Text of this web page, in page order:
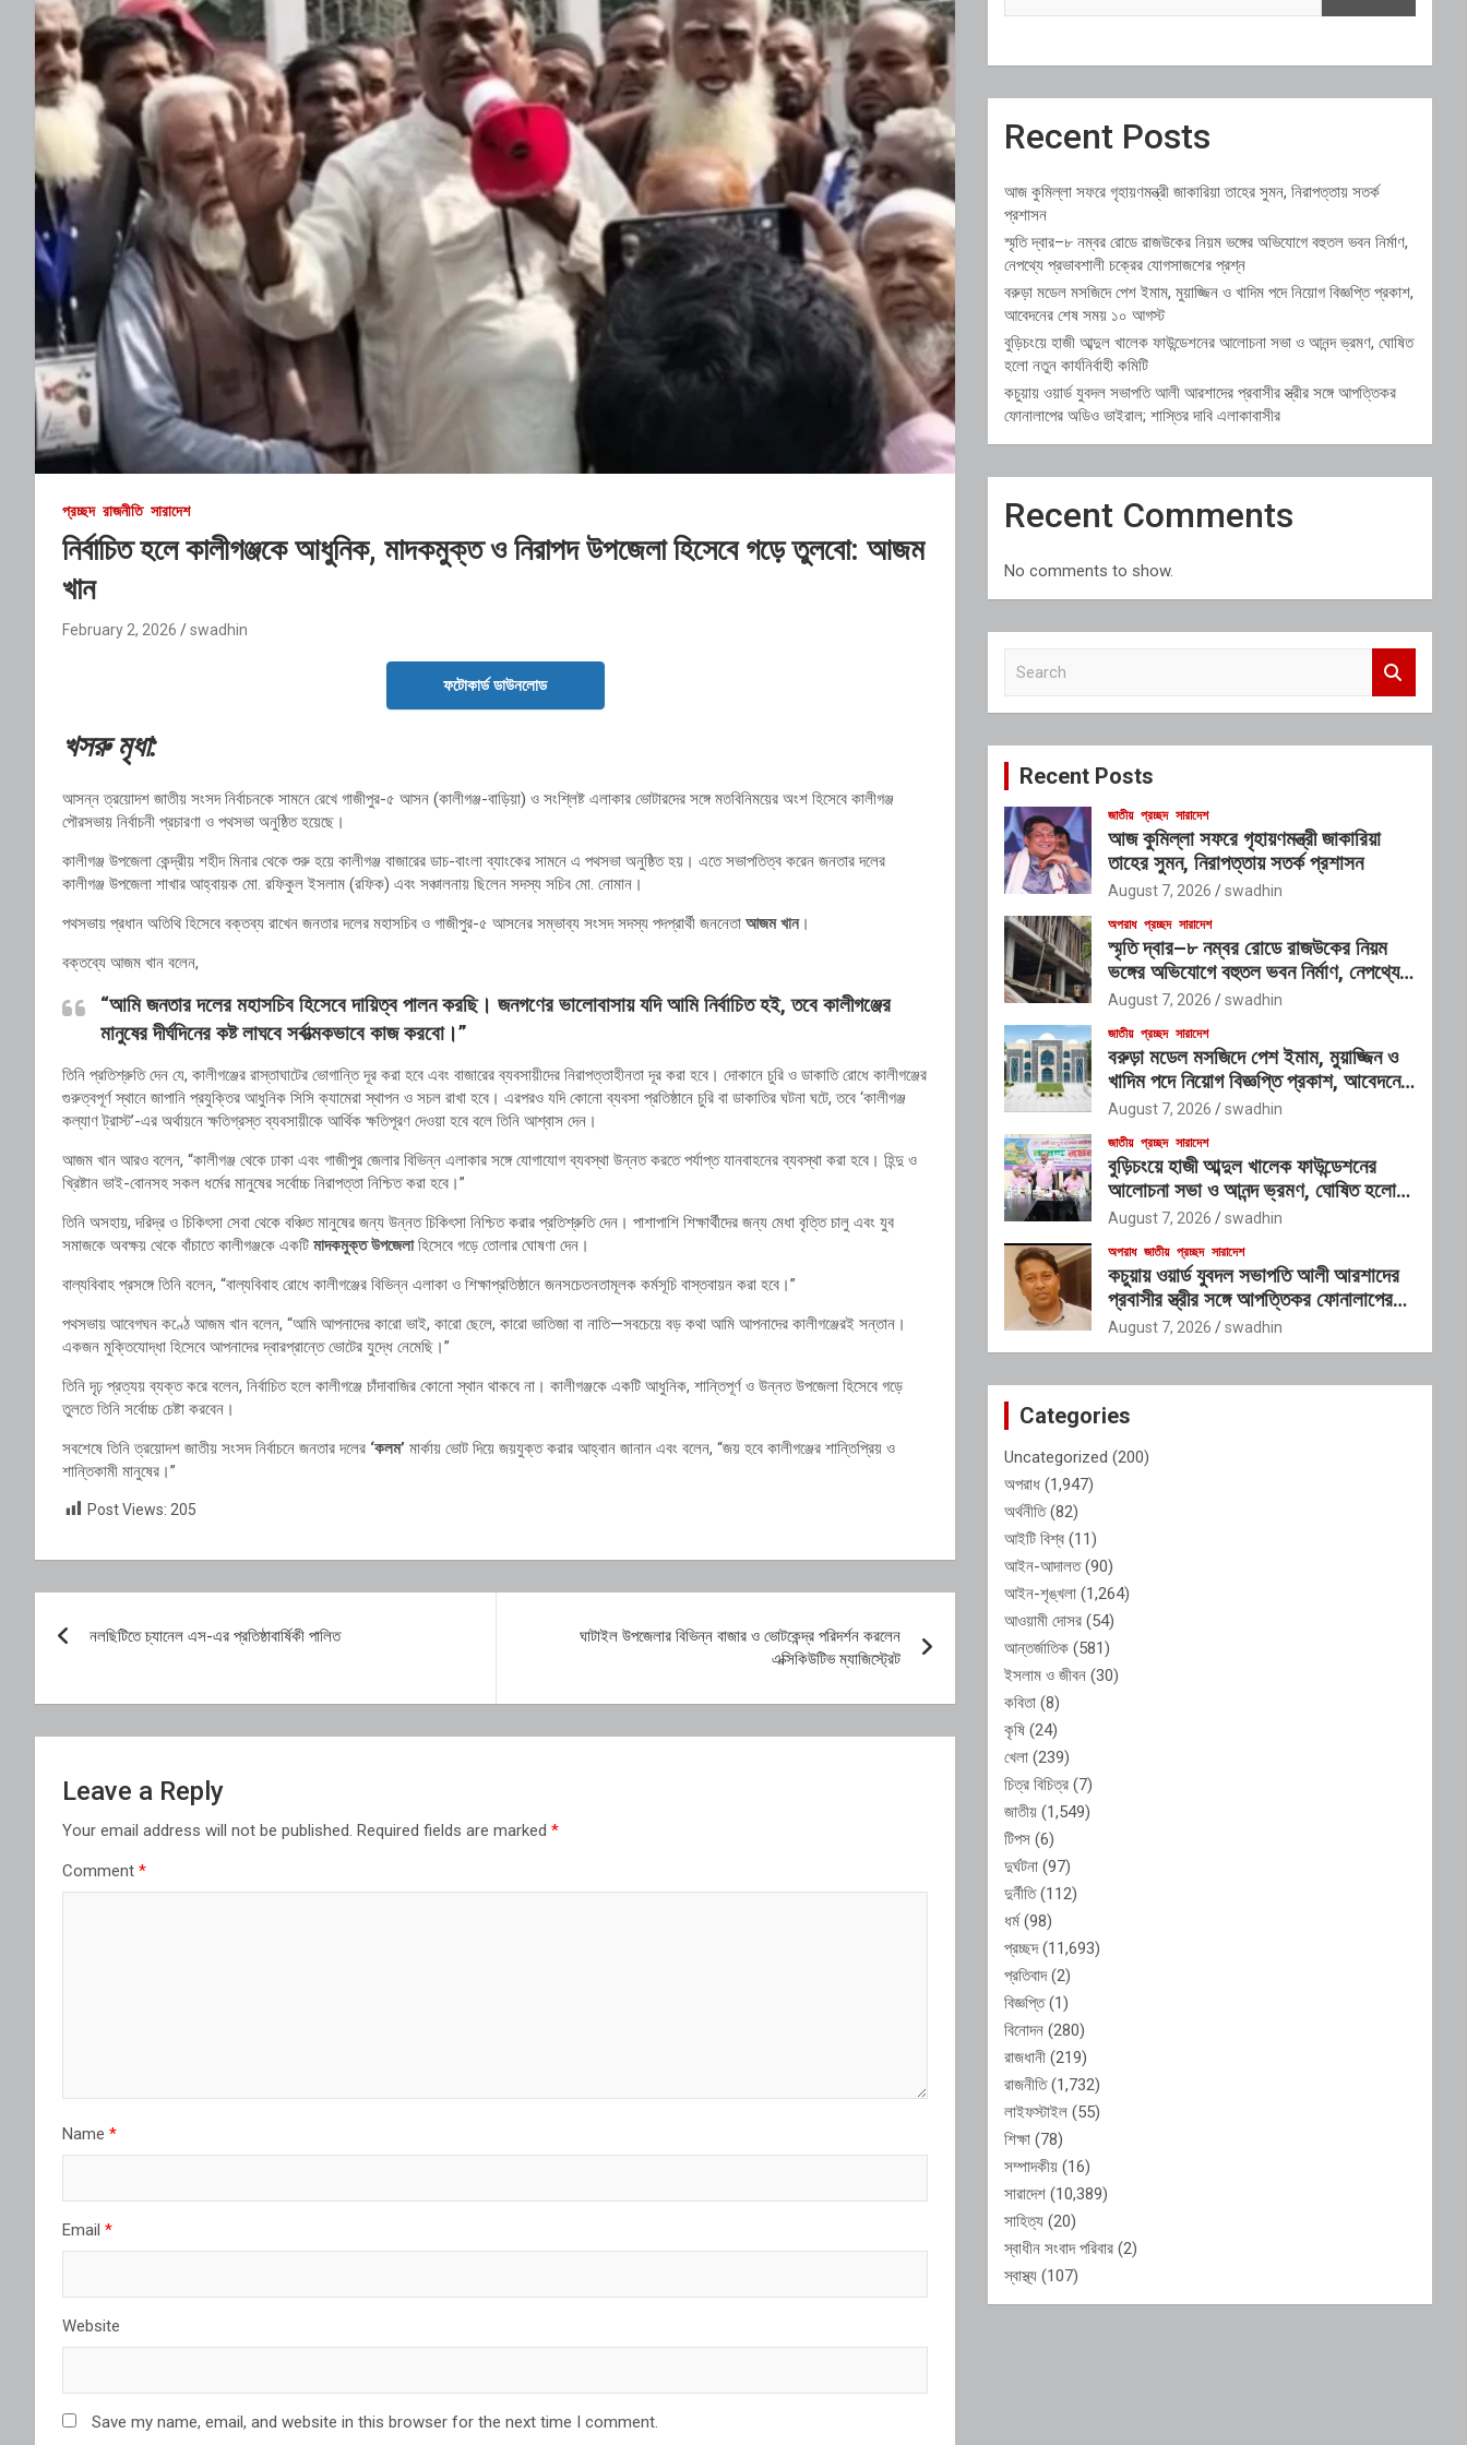
প্রচ্ছদ রাজনীতি সারাদেশ
নির্বাচিত হলে কালীগঞ্জকে আধুনিক, মাদকমুক্ত ও নিরাপদ উপজেলা হিসেবে গড়ে তুলবো: আজম
খান
February 2, 2026 swadhin
ফটোকার্ড ডাউনলোড
খসরু মৃধা:
আসন্ন ত্রয়োদশ জাতীয় সংসদ নির্বাচনকে সামনে রেখে গাজীপুর-৫ আসন (কালীগঞ্জ-বাড়িয়া) ও সংশ্লিষ্ট এলাকার ভোটারদের সঙ্গে মতবিনিময়ের অংশ হিসেবে কালীগঞ্জ
পৌরসভায় নির্বাচনী প্রচারণা ও পথসভা অনুষ্ঠিত হয়েছে।
কালীগঞ্জ উপজেলা কেন্দ্রীয় শহীদ মিনার থেকে শুরু হয়ে কালীগঞ্জ বাজারের ডাচ-বাংলা ব্যাংকের সামনে এ পথসভা অনুষ্ঠিত হয়। এতে সভাপতিত্ব করেন জনতার দলের
কালীগঞ্জ উপজেলা শাখার আহ্বায়ক মো. রফিকুল ইসলাম (রফিক) এবং সঞ্চালনায় ছিলেন সদস্য সচিব মো. নোমান।
পথসভায় প্রধান অতিথি হিসেবে বক্তব্য রাখেন জনতার দলের মহাসচিব ও গাজীপুর-৫ আসনের সম্ভাব্য সংসদ সদস্য পদপ্রার্থী জননেতা আজম খান।
বক্তব্যে আজম খান বলেন,
“আমি জনতার দলের মহাসচিব হিসেবে দায়িত্ব পালন করছি। জনগণের ভালোবাসায় যদি আমি নির্বাচিত হই, তবে কালীগঞ্জের
মানুষের দীর্ঘদিনের কষ্ট লাঘবে সর্বাত্মকভাবে কাজ করবো।”
তিনি প্রতিশ্রুতি দেন যে, কালীগঞ্জের রাস্তাঘাটের ভোগান্তি দূর করা হবে এবং বাজারের ব্যবসায়ীদের নিরাপত্তাহীনতা দূর করা হবে। দোকানে চুরি ও ডাকাতি রোধে কালীগঞ্জের
গুরুত্বপূর্ণ স্থানে জাপানি প্রযুক্তির আধুনিক সিসি ক্যামেরা স্থাপন ও সচল রাখা হবে। এরপরও যদি কোনো ব্যবসা প্রতিষ্ঠানে চুরি বা ডাকাতির ঘটনা ঘটে, তবে ‘কালীগঞ্জ
কল্যাণ ট্রাস্ট’-এর অর্থায়নে ক্ষতিগ্রস্ত ব্যবসায়ীকে আর্থিক ক্ষতিপূরণ দেওয়া হবে বলে তিনি আশ্বাস দেন।
আজম খান আরও বলেন, “কালীগঞ্জ থেকে ঢাকা এবং গাজীপুর জেলার বিভিন্ন এলাকার সঙ্গে যোগাযোগ ব্যবস্থা উন্নত করতে পর্যাপ্ত যানবাহনের ব্যবস্থা করা হবে। হিন্দু ও
খ্রিষ্টান ভাই-বোনসহ সকল ধর্মের মানুষের সর্বোচ্চ নিরাপত্তা নিশ্চিত করা হবে।”
তিনি অসহায়, দরিদ্র ও চিকিৎসা সেবা থেকে বঞ্চিত মানুষের জন্য উন্নত চিকিৎসা নিশ্চিত করার প্রতিশ্রুতি দেন। পাশাপাশি শিক্ষার্থীদের জন্য মেধা বৃত্তি চালু এবং যুব
সমাজকে অবক্ষয় থেকে বাঁচাতে কালীগঞ্জকে একটি মাদকমুক্ত উপজেলাহিসেবে গড়ে তোলার ঘোষণা দেন।
বাল্যবিবাহ প্রসঙ্গে তিনি বলেন, “বাল্যবিবাহ রোধে কালীগঞ্জের বিভিন্ন এলাকা ও শিক্ষাপ্রতিষ্ঠানে জনসচেতনতামূলক কর্মসূচি বাস্তবায়ন করা হবে।”
পথসভায় আবেগঘন কণ্ঠে আজম খান বলেন, “আমি আপনাদের কারো ভাই, কারো ছেলে, কারো ভাতিজা বা নাতি—সবচেয়ে বড় কথা আমি আপনাদের কালীগঞ্জেরই সন্তান।
একজন মুক্তিযোদ্ধা হিসেবে আপনাদের দ্বারপ্রান্তে ভোটের যুদ্ধে নেমেছি।”
তিনি দৃঢ় প্রত্যয় ব্যক্ত করে বলেন, নির্বাচিত হলে কালীগঞ্জে চাঁদাবাজির কোনো স্থান থাকবে না। কালীগঞ্জকে একটি আধুনিক, শান্তিপূর্ণ ও উন্নত উপজেলা হিসেবে গড়ে
তুলতে তিনি সর্বোচ্চ চেষ্টা করবেন।
সবশেষে তিনি ত্রয়োদশ জাতীয় সংসদ নির্বাচনে জনতার দলের ‘কলম’ মার্কায় ভোট দিয়ে জয়যুক্ত করার আহ্বান জানান এবং বলেন, “জয় হবে কালীগঞ্জের শান্তিপ্রিয় ও
শান্তিকামী মানুষের।”
Post Views: 205
navigation
নলছিটিতে চ্যানেল এস-এর প্রতিষ্ঠাবার্ষিকী পালিত
ঘাটাইল উপজেলার বিভিন্ন বাজার ও ভোটকেন্দ্র পরিদর্শন করলেন
এক্সিকিউটিভ ম্যাজিস্ট্রেট
Leave a Reply
Your email address will not be published. Required fields are marked *
Comment *
Name *
Email *
Website
Save my name, email, and website in this browser for the next time I comment.
Recent Posts
আজ কুমিল্লা সফরে গৃহায়ণমন্ত্রী জাকারিয়া তাহের সুমন, নিরাপত্তায় সতর্ক
প্রশাসন
স্মৃতি দ্বার–৮ নম্বর রোডে রাজউকের নিয়ম ভঙ্গের অভিযোগে বহুতল ভবন নির্মাণ,
নেপথ্যে প্রভাবশালী চক্রের যোগসাজশের প্রশ্ন
বরুড়া মডেল মসজিদে পেশ ইমাম, মুয়াজ্জিন ও খাদিম পদে নিয়োগ বিজ্ঞপ্তি প্রকাশ,
আবেদনের শেষ সময় ১০ আগস্ট
বুড়িচংয়ে হাজী আব্দুল খালেক ফাউন্ডেশনের আলোচনা সভা ও আনন্দ ভ্রমণ, ঘোষিত
হলো নতুন কার্যনির্বাহী কমিটি
কচুয়ায় ওয়ার্ড যুবদল সভাপতি আলী আরশাদের প্রবাসীর স্ত্রীর সঙ্গে আপত্তিকর
ফোনালাপের অডিও ভাইরাল; শাস্তির দাবি এলাকাবাসীর
Recent Comments
No comments to show.
c
Recent Posts
জাতীয় প্রচ্ছদ সারাদেশ
আজ কুমিল্লা সফরে গৃহায়ণমন্ত্রী জাকারিয়া
তাহের সুমন, নিরাপত্তায় সতর্ক প্রশাসন
August 7, 2026 swadhin
অপরাধ প্রচ্ছদ সারাদেশ
স্মৃতি দ্বার–৮ নম্বর রোডে রাজউকের নিয়ম
ভঙ্গের অভিযোগে বহুতল ভবন নির্মাণ, নেপথ্যে
প্রভাবশালী চক্রের যোগসাজশের প্রশ্ন
August 7, 2026 swadhin
জাতীয় প্রচ্ছদ সারাদেশ
বরুড়া মডেল মসজিদে পেশ ইমাম, মুয়াজ্জিন ও
খাদিম পদে নিয়োগ বিজ্ঞপ্তি প্রকাশ, আবেদনের
শেষ সময় ১০ আগস্ট
August 7, 2026 swadhin
জাতীয় প্রচ্ছদ সারাদেশ
বুড়িচংয়ে হাজী আব্দুল খালেক ফাউন্ডেশনের
আলোচনা সভা ও আনন্দ ভ্রমণ, ঘোষিত হলো
নতুন কার্যনির্বাহী কমিটি
August 7, 2026 swadhin
অপরাধ জাতীয় প্রচ্ছদ সারাদেশ
কচুয়ায় ওয়ার্ড যুবদল সভাপতি আলী আরশাদের
প্রবাসীর স্ত্রীর সঙ্গে আপত্তিকর ফোনালাপের
অডিও ভাইরাল; শাস্তির দাবি এলাকাবাসীর
August 7, 2026 swadhin
Categories
Uncategorized (200)
অপরাধ (1,947)
অর্থনীতি(82)
আইটি বিশ্ব (11)
আইন-আদালত(90)
আইন-শৃঙ্খলা (1,264)
আওয়ামী দোসর (54)
আন্তর্জাতিক (581)
ইসলাম ও জীবন (30)
কবিতা (8)
কৃষি (24)
খেলা (239)
চিত্র বিচিত্র (7)
জাতীয় (1,549)
টিপস (6)
দুর্ঘটনা (97)
দুর্নীতি(112)
ধর্ম(98)
প্রচ্ছদ(11,693)
প্রতিবাদ(2)
বিজ্ঞপ্তি(1)
বিনোদন (280)
রাজধানী (219)
রাজনীতি(1,732)
লাইফস্টাইল (55)
শিক্ষা (78)
সম্পাদকীয় (16)
সারাদেশ (10,389)
সাহিত্য (20)
স্বাধীন সংবাদ পরিবার (2)
স্বাস্থ্য (107)